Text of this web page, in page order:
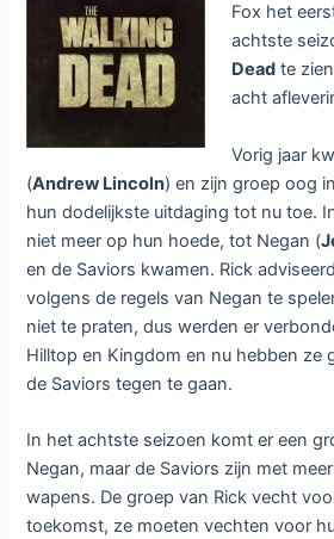
Fox het
achtste
Dead te
acht
Vorig jaar
(Andrew Lincoln) en zijn groep oog
hun dodelijkste uitdaging tot nu toe.
niet meer op hun hoede, tot Negan (
en de Saviors kwamen. Rick
volgens de regels van Negan te
niet te praten, dus werden er
Hilltop en Kingdom en nu hebben ze
de Saviors tegen te gaan.
In het achtste seizoen komt er een
Negan, maar de Saviors zijn met
wapens. De groep van Rick vecht
toekomst, ze moeten vechten voor